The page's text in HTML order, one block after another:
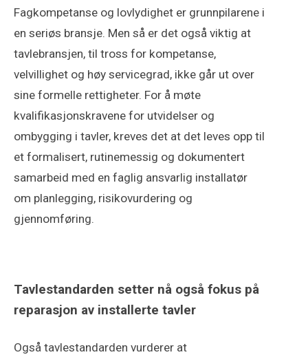
Fagkompetanse og lovlydighet er grunnpilarene i
en seriøs bransje. Men så er det også viktig at
tavlebransjen, til tross for kompetanse,
velvillighet og høy servicegrad, ikke går ut over
sine formelle rettigheter. For å møte
kvalifikasjonskravene for utvidelser og
ombygging i tavler, kreves det at det leves opp til
et formalisert, rutinemessig og dokumentert
samarbeid med en faglig ansvarlig installatør
om planlegging, risikovurdering og
gjennomføring.
Tavlestandarden setter nå også fokus på
reparasjon av installerte tavler
Også tavlestandarden vurderer at